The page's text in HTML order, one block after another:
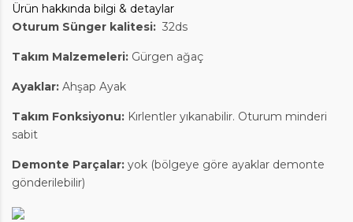
Ürün hakkında bilgi & detaylar
Oturum Sünger kalitesi: 32ds
Takım Malzemeleri: Gürgen ağaç
Ayaklar: Ahşap Ayak
Takım Fonksiyonu: Kırlentler yıkanabilir. Oturum minderi
sabit
Demonte Parçalar: yok (bölgeye göre ayaklar demonte
gönderilebilir)